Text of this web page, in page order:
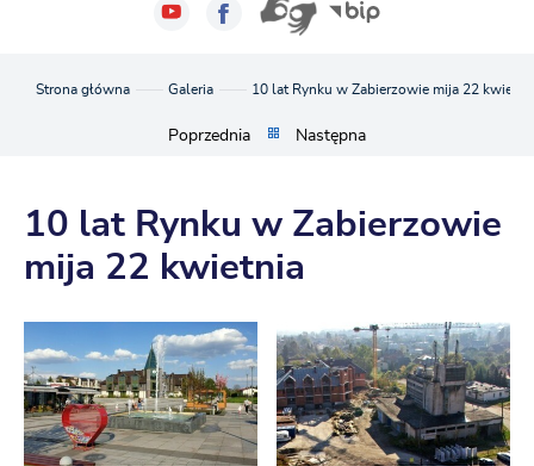
Strona główna Galeria 10 lat Rynku w Zabierzowie mija 22
Poprzednia Następna
10 lat Rynku w Zabierzowie
mija 22 kwietnia